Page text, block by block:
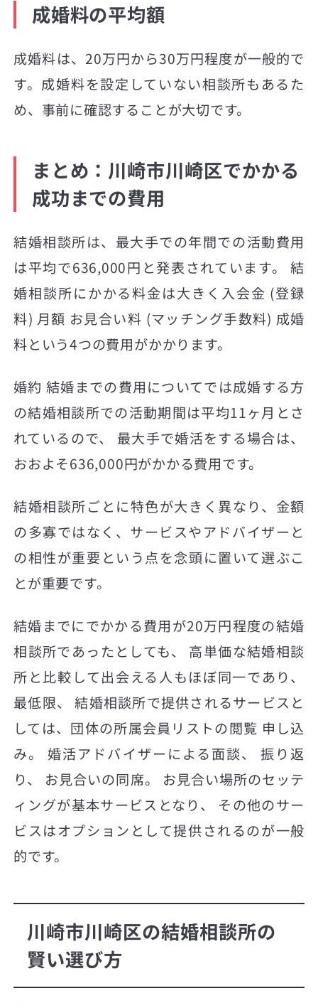
成婚料の平均額
成婚料は、20万円から30万円程度が一般的で
す。成婚料を設定していない相談所もあるた
め、事前に確認することが大切です。
まとめ：川崎市川崎区でかかる
成功までの費用
結婚相談所は、最大手での年間での活動費用
は平均で636,000円と発表されています。 結
婚相談所にかかる料金は大きく入会金 (登録
料) 月額 お見合い料 (マッチング手数料) 成婚
料という4つの費用がかかります。
婚約 結婚までの費用についてでは成婚する方
の結婚相談所での活動期間は平均11ヶ月とさ
れているので、 最大手で婚活をする場合は、
おおよそ636,000円がかかる費用です。
結婚相談所ごとに特色が大きく異なり、金額
の多寡ではなく、サービスやアドバイザーと
の相性が重要という点を念頭に置いて選ぶこ
とが重要です。
結婚までにでかかる費用が20万円程度の結婚
相談所であったとしても、 高単価な結婚相談
所と比較して出会える人もほぼ同一であり、
最低限、 結婚相談所で提供されるサービスと
しては、団体の所属会員リストの閲覧 申し込
み。 婚活アドバイザーによる面談、 振り返
り、 お見合いの同席。 お見合い場所のセッテ
ィングが基本サービスとなり、 その他のサー
ビスはオプションとして提供されるのが一般
的です。
川崎市川崎区の結婚相談所の
賢い選び方